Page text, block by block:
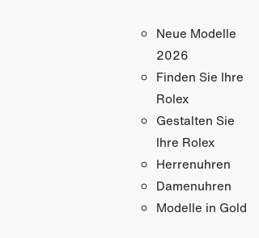
Neue Modelle
2026
Finden Sie Ihre
Rolex
Gestalten Sie
Ihre Rolex
Herrenuhren
Damenuhren
Modelle in Gold